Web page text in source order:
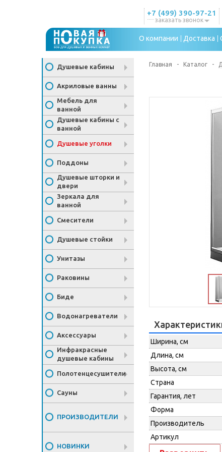
+7 (499) 390-97-21
заказать звонок
О компании Доставка
Душевые кабины
Акриловые ванны
Мебель для
ванной
Душевые кабины с
ванной
Душевые уголки
Поддоны
Душевые шторки и
двери
Зеркала для
ванной
Смесители
Душевые стойки
Унитазы
Раковины
Биде
Водонагреватели
Аксессуары
Инфракрасные
душевые кабины
Полотенцесушители
Сауны
ПРОИЗВОДИТЕЛИ
НОВИНКИ
Главная - Каталог -
Ширина, см
Длина, см
Высота, см
Страна
Гарантия, лет
Форма
Производитель
Артикул